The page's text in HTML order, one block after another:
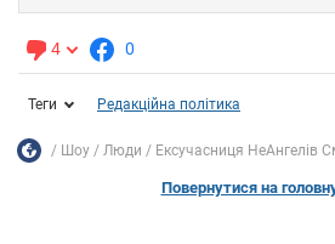
4 0
Теги Редакційна політика
Шоу Люди Ексучасниця НеАнгелів
Повернутися на